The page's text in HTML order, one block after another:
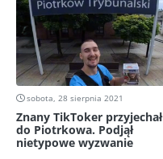
sobota, 28 sierpnia 2021
Znany TikToker przyjechał
do Piotrkowa. Podjął
nietypowe wyzwanie